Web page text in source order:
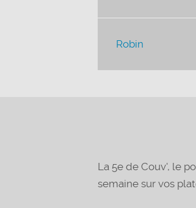
Robin
La 5e de Couv', le
semaine sur vos